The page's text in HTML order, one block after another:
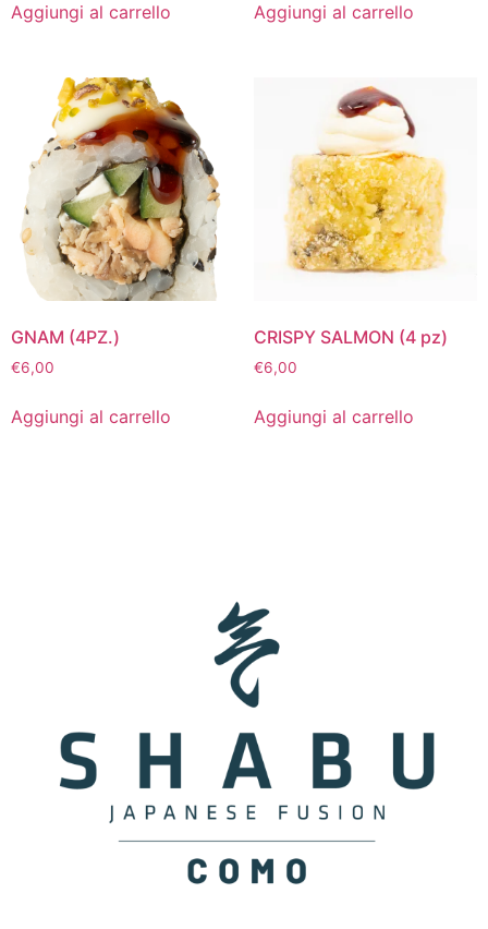
Aggiungi al carrello Aggiungi al carrello
GNAM (4PZ.)
€6,00
Aggiungi al carrello
CRISPY SALMON (4 pz)
€6,00
Aggiungi al carrello